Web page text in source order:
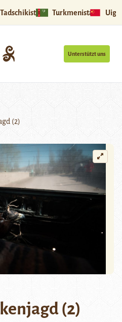
Tadschikistan Turkmenistan
Unterstützt uns
(2)
(2)